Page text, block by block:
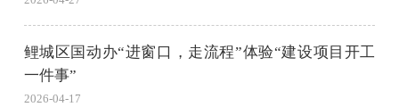
鲤城区国动办“进窗口，走流程”体验“建设项目开工
一件事”
2026-04-17